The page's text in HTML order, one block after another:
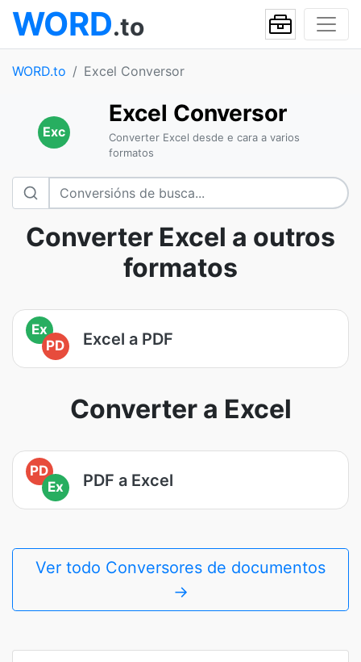
WORD.to
WORD.to Excel Conversor
Exc
Excel Conversor
Converter Excel desde e cara a varios
formatos
Converter Excel a outros
formatos
Ex
PD
Excel a PDF
Converter a Excel
PD
Ex
PDF a Excel
Ver todo Conversores de documentos
→